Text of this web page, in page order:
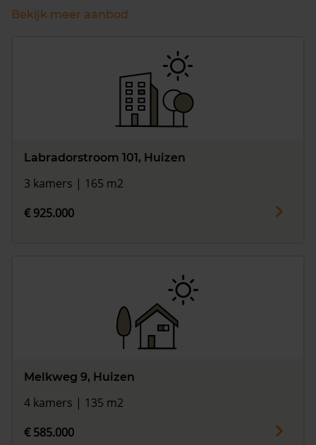
Bekijk meer aanbod
Labradorstroom 101, Huizen
3 kamers | 165 m2
€ 925.000
Melkweg 9, Huizen
4 kamers | 135 m2
€ 585.000